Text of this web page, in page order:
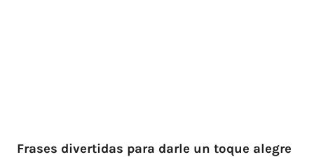
Frases divertidas para darle un toque alegre